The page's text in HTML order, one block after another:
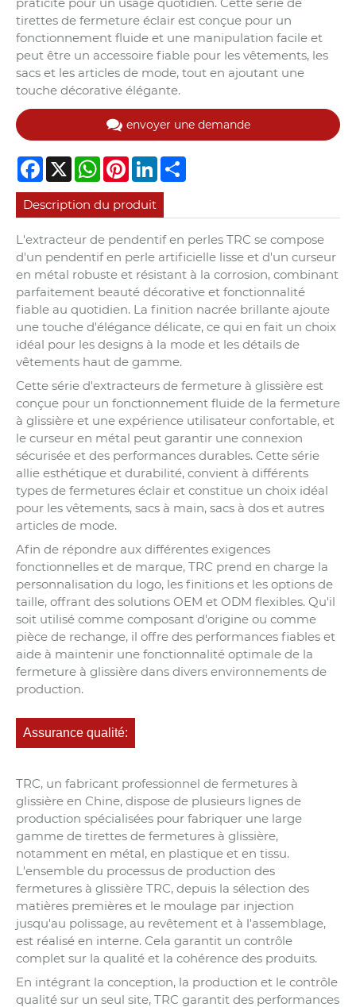
tirettes de fermeture éclair est conçue pour un
fonctionnement fluide et une manipulation facile et
peut être un accessoire fiable pour les vêtements, les
sacs et les articles de mode, tout en ajoutant une
touche décorative élégante.
envoyer une demande
Facebook
X WhatsApp
PinterestLinkedIn
Description du produit
L'extracteur de pendentif en perles TRC se compose
d'un pendentif en perle artificielle lisse et d'un curseur
en métal robuste et résistant à la corrosion, combinant
parfaitement beauté décorative et fonctionnalité
fiable au quotidien. La finition nacrée brillante ajoute
une touche d'élégance délicate, ce qui en fait un choix
idéal pour les designs à la mode et les détails de
vêtements haut de gamme.
Cette série d'extracteurs de fermeture à glissière est
conçue pour un fonctionnement fluide de la fermeture
à glissière et une expérience utilisateur confortable, et
le curseur en métal peut garantir une connexion
sécurisée et des performances durables. Cette série
allie esthétique et durabilité, convient à différents
types de fermetures éclair et constitue un choix idéal
pour les vêtements, sacs à main, sacs à dos et autres
articles de mode.
Afin de répondre aux différentes exigences
fonctionnelles et de marque, TRC prend en charge la
personnalisation du logo, les finitions et les options de
taille, offrant des solutions OEM et ODM flexibles. Qu'il
soit utilisé comme composant d'origine ou comme
pièce de rechange, il offre des performances fiables et
aide à maintenir une fonctionnalité optimale de la
fermeture à glissière dans divers environnements de
production.
Assurance qualité:
TRC, un fabricant professionnel de fermetures à
glissière en Chine, dispose de plusieurs lignes de
production spécialisées pour fabriquer une large
gamme de tirettes de fermetures à glissière,
notamment en métal, en plastique et en tissu.
L'ensemble du processus de production des
fermetures à glissière TRC, depuis la sélection des
matières premières et le moulage par injection
jusqu'au polissage, au revêtement et à l'assemblage,
est réalisé en interne. Cela garantit un contrôle
complet sur la qualité et la cohérence des produits.
En intégrant la conception, la production et le contrôle
qualité sur un seul site, TRC garantit des performances